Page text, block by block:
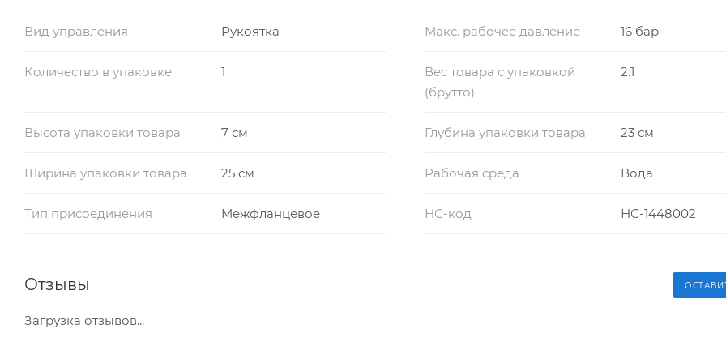
Вид управления Рукоятка Макс. рабочее давление 16 бар
Количество в упаковке 1
Вес товара с упаковкой
(брутто)
2.1
Высота упаковки товара 7 см Глубина упаковки товара 23 см
Ширина упаковки товара 25 см Рабочая среда Вода
Тип присоединения Межфланцевое НС-код НС-1448002
Отзывы
Загрузка отзывов...